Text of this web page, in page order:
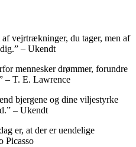
vejrtrækninger, du tager, men af
– Ukendt
mennesker drømmer, forundre
– T. E. Lawrence
bjergene og dine viljestyrke
– Ukendt
er, at der er uendelige
Picasso